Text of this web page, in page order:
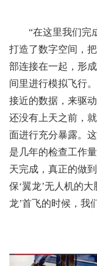
“在这里我们完
打造了数字空间，
部连接在一起，形
间里进行模拟飞行
接近的数据，来驱
还没有上天之前，
面进行充分暴露。
是几年的检查工作
天完成，真正的做
保‘翼龙’无人机的
龙’首飞的时候，我